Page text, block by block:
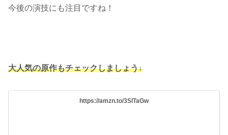
今後の演技にも注目ですね！
大人気の原作もチェックしましょう↓
https://amzn.to/3SlTaGw